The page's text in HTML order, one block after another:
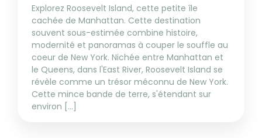
Explorez Roosevelt Island, cette petite île
cachée de Manhattan. Cette destination
souvent sous-estimée combine histoire,
modernité et panoramas à couper le souffle au
coeur de New York. Nichée entre Manhattan et
le Queens, dans l'East River, Roosevelt Island se
révèle comme un trésor méconnu de New York.
Cette mince bande de terre, s'étendant sur
environ [...]